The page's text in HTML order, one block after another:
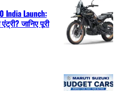
India Launch:
जानिए पूरी